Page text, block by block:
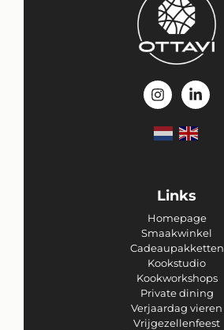
Links
Homepage
Smaakwinkel
Cadeaupakketten
Kookstudio
Kookworkshops
Private dining
Verjaardag vieren
Vrijgezellenfeest